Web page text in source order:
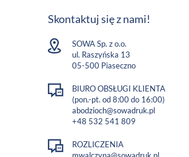
Skontaktuj się z nami!
SOWA Sp. z o.o.
ul. Raszyńska 13
05-500 Piaseczno
BIURO OBSŁUGI KLIENTA
(pon.-pt. od 8:00 do 16:00)
abodzioch@sowadruk.pl
+48 532 541 809
ROZLICZENIA